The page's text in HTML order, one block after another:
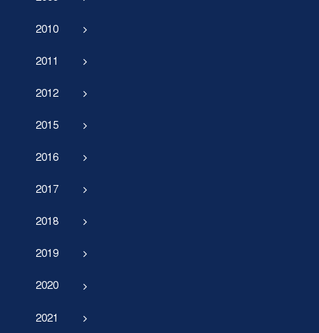
2010
2011
2012
2015
2016
2017
2018
2019
2020
2021